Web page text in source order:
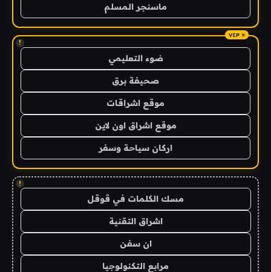
ماسنجر المسلم
!
ضوء التعليمي
صحيفة برق
موقع اشراقات
موقع اشراق اون لاين
اركان سياحة وسفر
!
مسك الكلمات في قوقل
اشراق التقنية
ان سفن
مرابع التكنولوجيا